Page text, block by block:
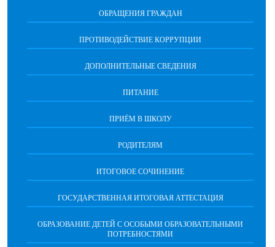
ОБРАЩЕНИЯ ГРАЖДАН
ПРОТИВОДЕЙСТВИЕ КОРРУПЦИИ
ДОПОЛНИТЕЛЬНЫЕ СВЕДЕНИЯ
ПИТАНИЕ
ПРИЁМ В ШКОЛУ
РОДИТЕЛЯМ
ИТОГОВОЕ СОЧИНЕНИЕ
ГОСУДАРСТВЕННАЯ ИТОГОВАЯ АТТЕСТАЦИЯ
ОБРАЗОВАНИЕ ДЕТЕЙ С ОСОБЫМИ ОБРАЗОВАТЕЛЬНЫМИ
ПОТРЕБНОСТЯМИ